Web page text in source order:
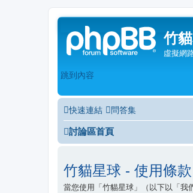
竹
虛擬網
跳到內容
快速連結 問答集
討論區首頁
竹貓星球 - 使用條款
當您使用「竹貓星球」（以下以「我